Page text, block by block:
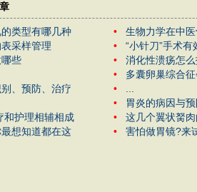
类型有哪几种 • 生物力学在中
采样管理 • “小针刀”手术
些 • 消化性溃疡怎
• 多囊卵巢综合
、预防、治疗 •
•
胃炎的病因与
和护理相辅相成 • 这几个翼状胬
想知道都在这 • 害怕做胃镜?来